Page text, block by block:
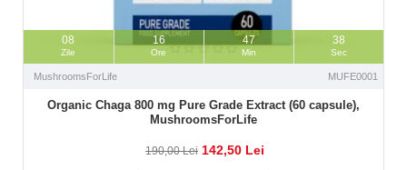
08
Zile
16
Ore
47
Min
37
Sec
MushroomsForLife MUFE0001
Organic Chaga 800 mg Pure Grade Extract (60 capsule),
MushroomsForLife
190,00 Lei 142,50 Lei